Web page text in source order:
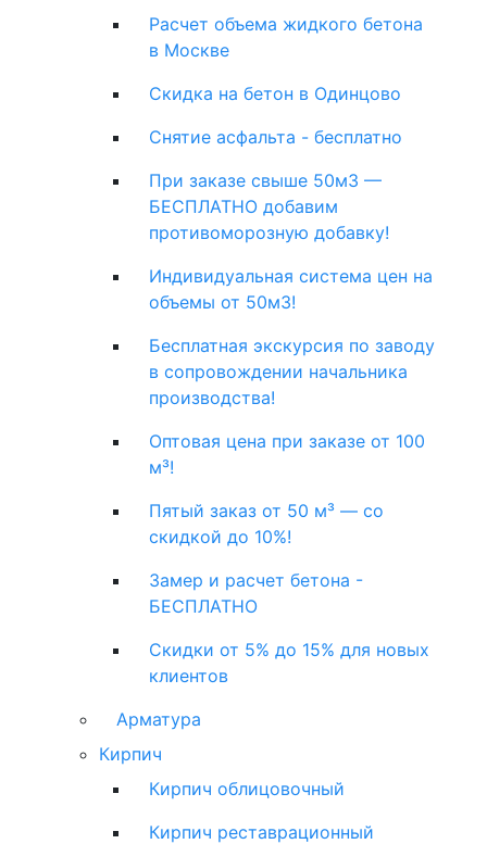
Расчет объема жидкого бетона
в Москве
Скидка на бетон в Одинцово
Снятие асфальта - бесплатно
При заказе свыше 50м3 —
БЕСПЛАТНО добавим
противоморозную добавку!
Индивидуальная система цен на
объемы от 50м3!
Бесплатная экскурсия по заводу
в сопровождении начальника
производства!
Оптовая цена при заказе от 100
м³!
Пятый заказ от 50 м³ — со
скидкой до 10%!
Замер и расчет бетона -
БЕСПЛАТНО
Скидки от 5% до 15% для новых
клиентов
Арматура
Кирпич
Кирпич облицовочный
Кирпич реставрационный